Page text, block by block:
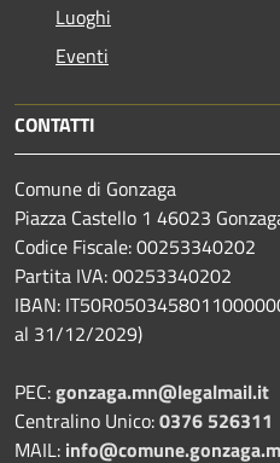
Luoghi
Eventi
CONTATTI
Comune di Gonzaga
Piazza Castello 1 46023
Codice Fiscale: 00253340202
Partita IVA: 00253340202
IBAN:
al 31/12/2029)
PEC:gonzaga.mn@legalmail.it
Centralino Unico:0376 526311
MAIL: